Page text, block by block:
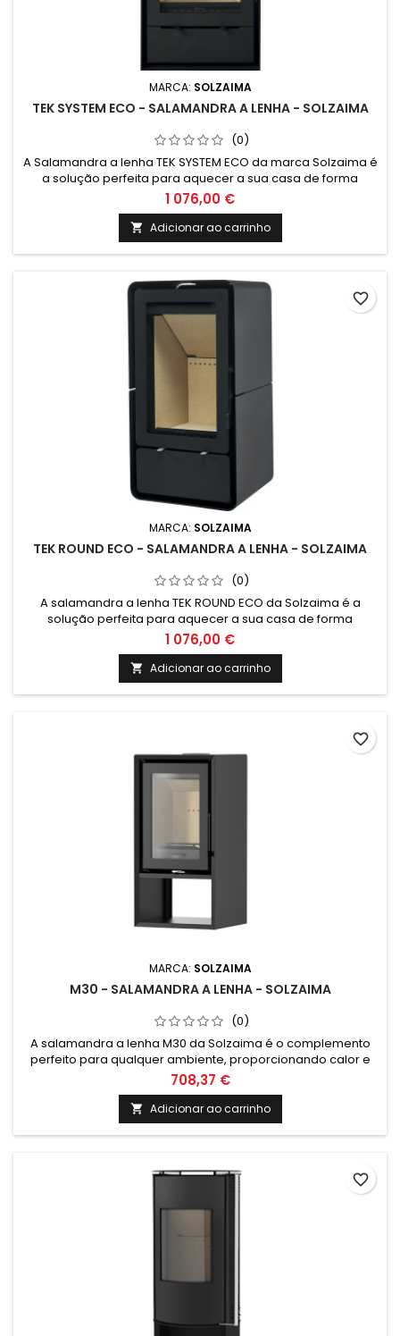
MARCA: SOLZAIMA
TEK SYSTEM ECO - SALAMANDRA A LENHA - SOLZAIMA
(0)
A Salamandra a lenha TEK SYSTEM ECO da marca Solzaima é
a solução perfeita para aquecer a sua casa de forma
eficiente e sustentável. Com um design moderno e
tecnologia inovadora, este equipamento de climatização
garante conforto e poupança energética. Aproveite já esta
solução de excelência da Solzaima.
1 076,00 €
 Adicionar ao carrinho
MARCA: SOLZAIMA
TEK ROUND ECO - SALAMANDRA A LENHA - SOLZAIMA
(0)
A salamandra a lenha TEK ROUND ECO da Solzaima é a
solução perfeita para aquecer a sua casa de forma
eficiente e ecológica. Com um design moderno e tecnologia
inovadora, este equipamento de climatização garante
conforto e bem-estar em qualquer espaço. Aproveite já
esta oportunidade e adquira a sua salamandra Solzaima!
1 076,00 €
 Adicionar ao carrinho
favorite_border
MARCA: SOLZAIMA
M30 - SALAMANDRA A LENHA - SOLZAIMA
(0)
A salamandra a lenha M30 da Solzaima é o complemento
perfeito para qualquer ambiente, proporcionando calor e
conforto de forma eficiente e sustentável. Com um design
moderno e tecnologia avançada, é a escolha ideal para
quem procura um equipamento de climatização de
qualidade.
708,37 €
 Adicionar ao carrinho
favorite_border
favorite_border